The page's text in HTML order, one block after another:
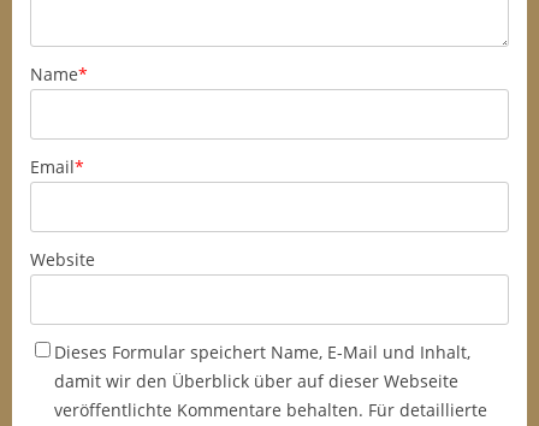
Name*
Email*
Website
Dieses Formular speichert Name, E-Mail und Inhalt,
damit wir den Überblick über auf dieser Webseite
veröffentlichte Kommentare behalten. Für detaillierte